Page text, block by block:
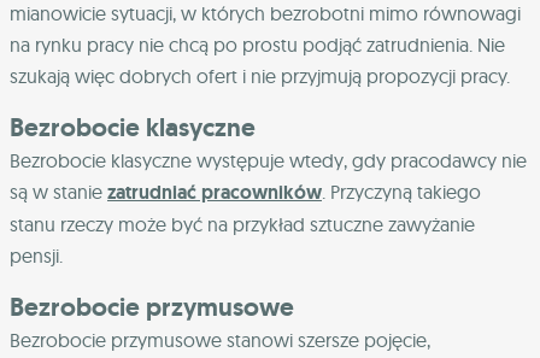
mianowicie sytuacji, w których bezrobotni mimo równowagi
na rynku pracy nie chcą po prostu podjąć zatrudnienia. Nie
szukają więc dobrych ofert i nie przyjmują propozycji pracy.
Bezrobocie klasyczne
Bezrobocie klasyczne występuje wtedy, gdy pracodawcy nie
są w stanie zatrudniać pracowników. Przyczyną takiego
stanu rzeczy może być na przykład sztuczne zawyżanie
pensji.
Bezrobocie przymusowe
Bezrobocie przymusowe stanowi szersze pojęcie,